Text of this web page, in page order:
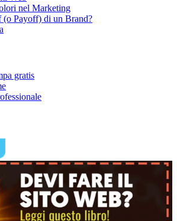
nel Marketing
(o Payoff) di un Brand?
gratis